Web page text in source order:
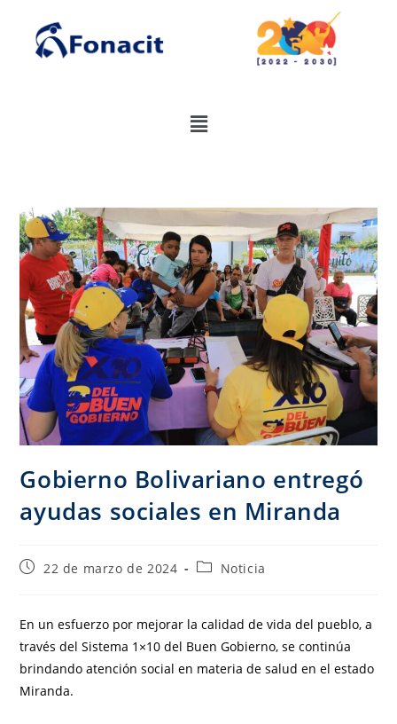
Gobierno Bolivariano entregó
ayudas sociales en Miranda
22 de marzo de 2024 Noticia
En un esfuerzo por mejorar la calidad de vida del pueblo, a
través del Sistema 1×10 del Buen Gobierno, se continúa
brindando atención social en materia de salud en el estado
Miranda.